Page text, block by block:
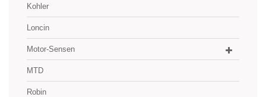
Kohler
Loncin
Motor-Sensen
MTD
Robin